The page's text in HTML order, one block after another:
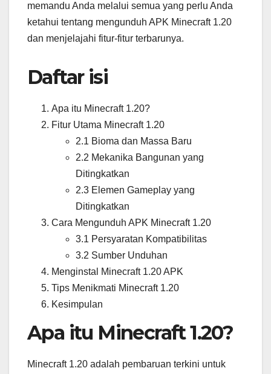
memandu Anda melalui semua yang perlu Anda
ketahui tentang mengunduh APK Minecraft 1.20
dan menjelajahi fitur-fitur terbarunya.
Daftar isi
Apa itu Minecraft 1.20?
Fitur Utama Minecraft 1.20
2.1 Bioma dan Massa Baru
2.2 Mekanika Bangunan yang
Ditingkatkan
2.3 Elemen Gameplay yang
Ditingkatkan
Cara Mengunduh APK Minecraft 1.20
3.1 Persyaratan Kompatibilitas
3.2 Sumber Unduhan
Menginstal Minecraft 1.20 APK
Tips Menikmati Minecraft 1.20
Kesimpulan
Apa itu Minecraft 1.20?
Minecraft 1.20 adalah pembaruan terkini untuk